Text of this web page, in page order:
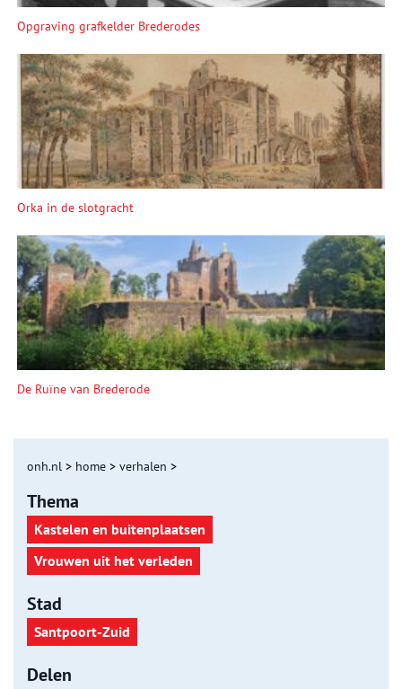
Opgraving grafkelder Brederodes
Orka in de slotgracht
De Ruïne van Brederode
onh.nl > home > verhalen >
Thema
Kastelen en buitenplaatsen
Vrouwen uit het verleden
Stad
Santpoort-Zuid
Delen